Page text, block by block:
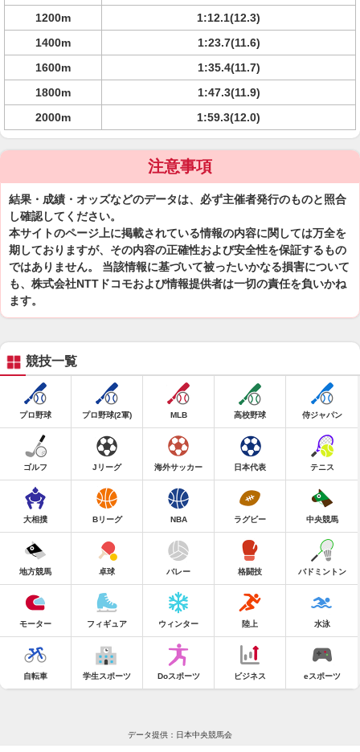
1200m
1:12.1(12.3)
1400m
1:23.7(11.6)
1600m
1:35.4(11.7)
1800m
1:47.3(11.9)
2000m
1:59.3(12.0)
注意事項
結果・成績・オッズなどのデータは、必ず主催者発行のものと照合
し確認してください。
本サイトのページ上に掲載されている情報の内容に関しては万全を
期しておりますが、その内容の正確性および安全性を保証するもの
ではありません。 当該情報に基づいて被ったいかなる損害について
も、株式会社NTTドコモおよび情報提供者は一切の責任を負いかね
ます。
競技一覧
プロ野球 プロ野球(2軍) MLB 高校野球 侍ジャパン
ゴルフ Jリーグ 海外サッカー 日本代表 テニス
大相撲 Bリーグ NBA ラグビー 中央競馬
地方競馬 卓球 バレー 格闘技 バドミントン
モーター フィギュア ウィンター 陸上 水泳
自転車 学生スポーツ Doスポーツ ビジネス eスポーツ
データ提供：日本中央競馬会